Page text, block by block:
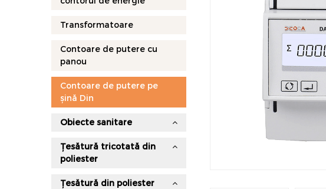
Transformatoare
Contoare de putere cu
panou
Contoare de putere pe
șină Din
Obiecte sanitare
Țesătură tricotată din
poliester
Țesătură din poliester